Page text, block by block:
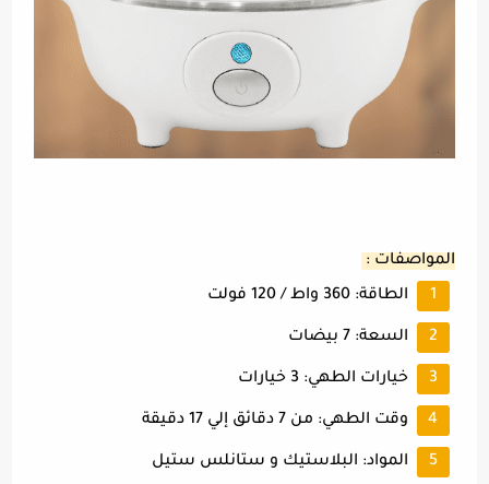
المواصفات :
الطاقة: 360 واط / 120 فولت
السعة: 7 بيضات
خيارات الطهي: 3 خيارات
وقت الطهي: من 7 دقائق إلي 17 دقيقة
المواد: البلاستيك و ستانلس ستيل